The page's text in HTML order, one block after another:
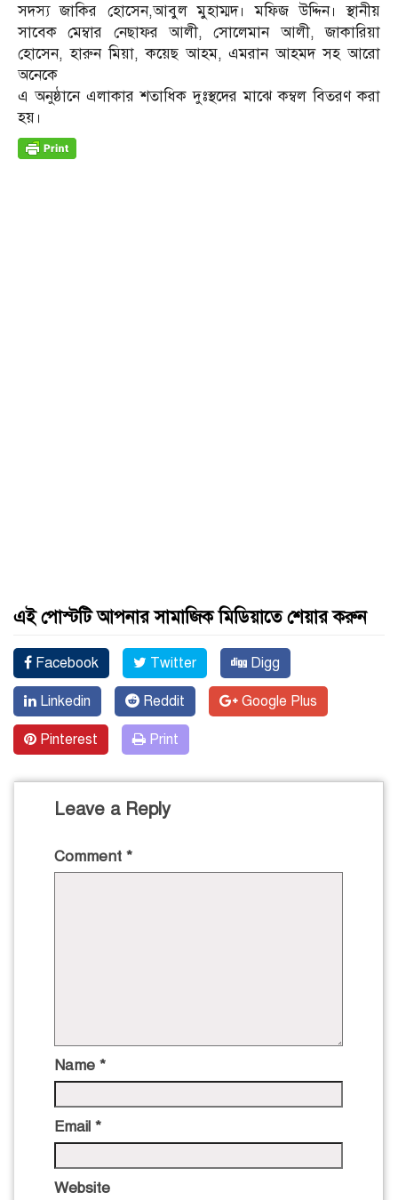
সদস্য জাকির হোসেন,আবুল মুহাম্মদ। মফিজ উদ্দিন। স্থানীয়
সাবেক মেম্বার নেছাফর আলী, সোলেমান আলী, জাকারিয়া
হোসেন, হারুন মিয়া, কয়েছ আহম, এমরান আহমদ সহ আরো
অনেকে
এ অনুষ্ঠানে এলাকার শতাধিক দুঃস্থদের মাঝে কম্বল বিতরণ করা
হয়।
এই পোস্টটি আপনার সামাজিক মিডিয়াতে শেয়ার করুন
Facebook Twitter Digg
Linkedin Reddit Google Plus
Pinterest Print
Leave a Reply
Comment *
Name *
Email *
Website